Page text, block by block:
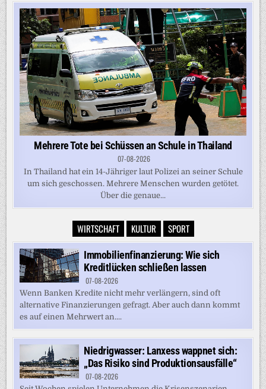
Mehrere Tote bei Schüssen an Schule in Thailand
07-08-2026
In Thailand hat ein 14-Jähriger laut Polizei an seiner Schule
um sich geschossen. Mehrere Menschen wurden getötet.
Über die genaue...
WIRTSCHAFT KULTUR SPORT
Immobilienfinanzierung: Wie sich
Kreditlücken schließen lassen
07-08-2026
Wenn Banken Kredite nicht mehr verlängern, sind oft
alternative Finanzierungen gefragt. Aber auch dann kommt
es auf einen Mehrwert an....
Niedrigwasser: Lanxess wappnet sich:
„Das Risiko sind Produktionsausfälle“
07-08-2026